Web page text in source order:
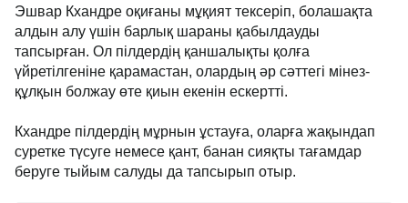
Эшвар Кхандре оқиғаны мұқият тексеріп, болашақта
алдын алу үшін барлық шараны қабылдауды
тапсырған. Ол пілдердің қаншалықты қолға
үйретілгеніне қарамастан, олардың әр сәттегі мінез-
құлқын болжау өте қиын екенін ескертті.
Кхандре пілдердің мұрнын ұстауға, оларға жақындап
суретке түсуге немесе қант, банан сияқты тағамдар
беруге тыйым салуды да тапсырып отыр.